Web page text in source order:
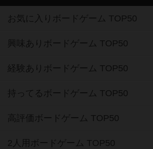
お気に入りボードゲーム TOP50
興味ありボードゲーム TOP50
経験ありボードゲーム TOP50
持ってるボードゲーム TOP50
高評価ボードゲーム TOP50
2人用ボードゲーム TOP50